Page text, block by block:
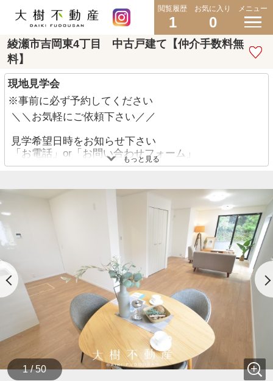
閲覧履歴
1
お気に入り
0
メニュー
綾瀬市吉岡東4丁目 中古戸建て【仲介手数料無
料】
現地見学会
※事前に必ず予約してください
＼＼お気軽にご依頼下さい／／
見学希望日時をお知らせ下さい
「お電話」or「お問い合わせフォーム」
◇近隣の駅や指定の場所までお迎え 大丈夫です♪
◇他にも見たい物件があれば一緒にご案内させて頂
TEL:046-200-7348
もっと見る
1 / 50